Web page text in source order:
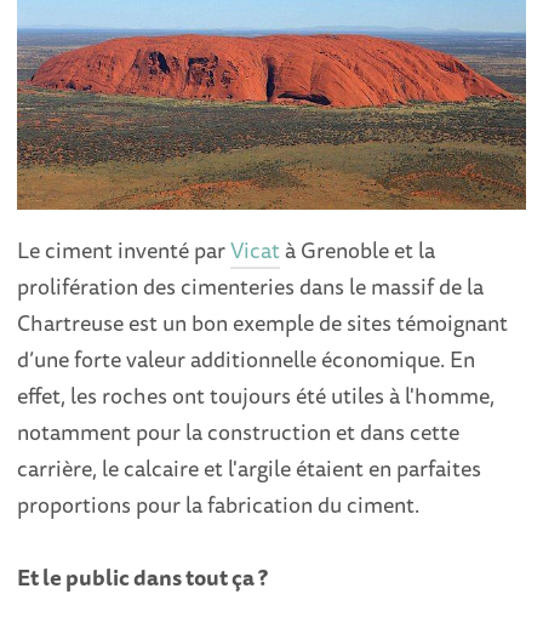
Le ciment inventé parVicatà Grenoble et la
prolifération des cimenteries dans le massif de la
Chartreuse est un bon exemple de sites témoignant
d’une forte valeur additionnelle économique. En
effet, les roches ont toujours été utiles à l'homme,
notamment pour la construction et dans cette
carrière, le calcaire et l'argile étaient en parfaites
proportions pour la fabrication du ciment.
Et le public dans tout ça ?